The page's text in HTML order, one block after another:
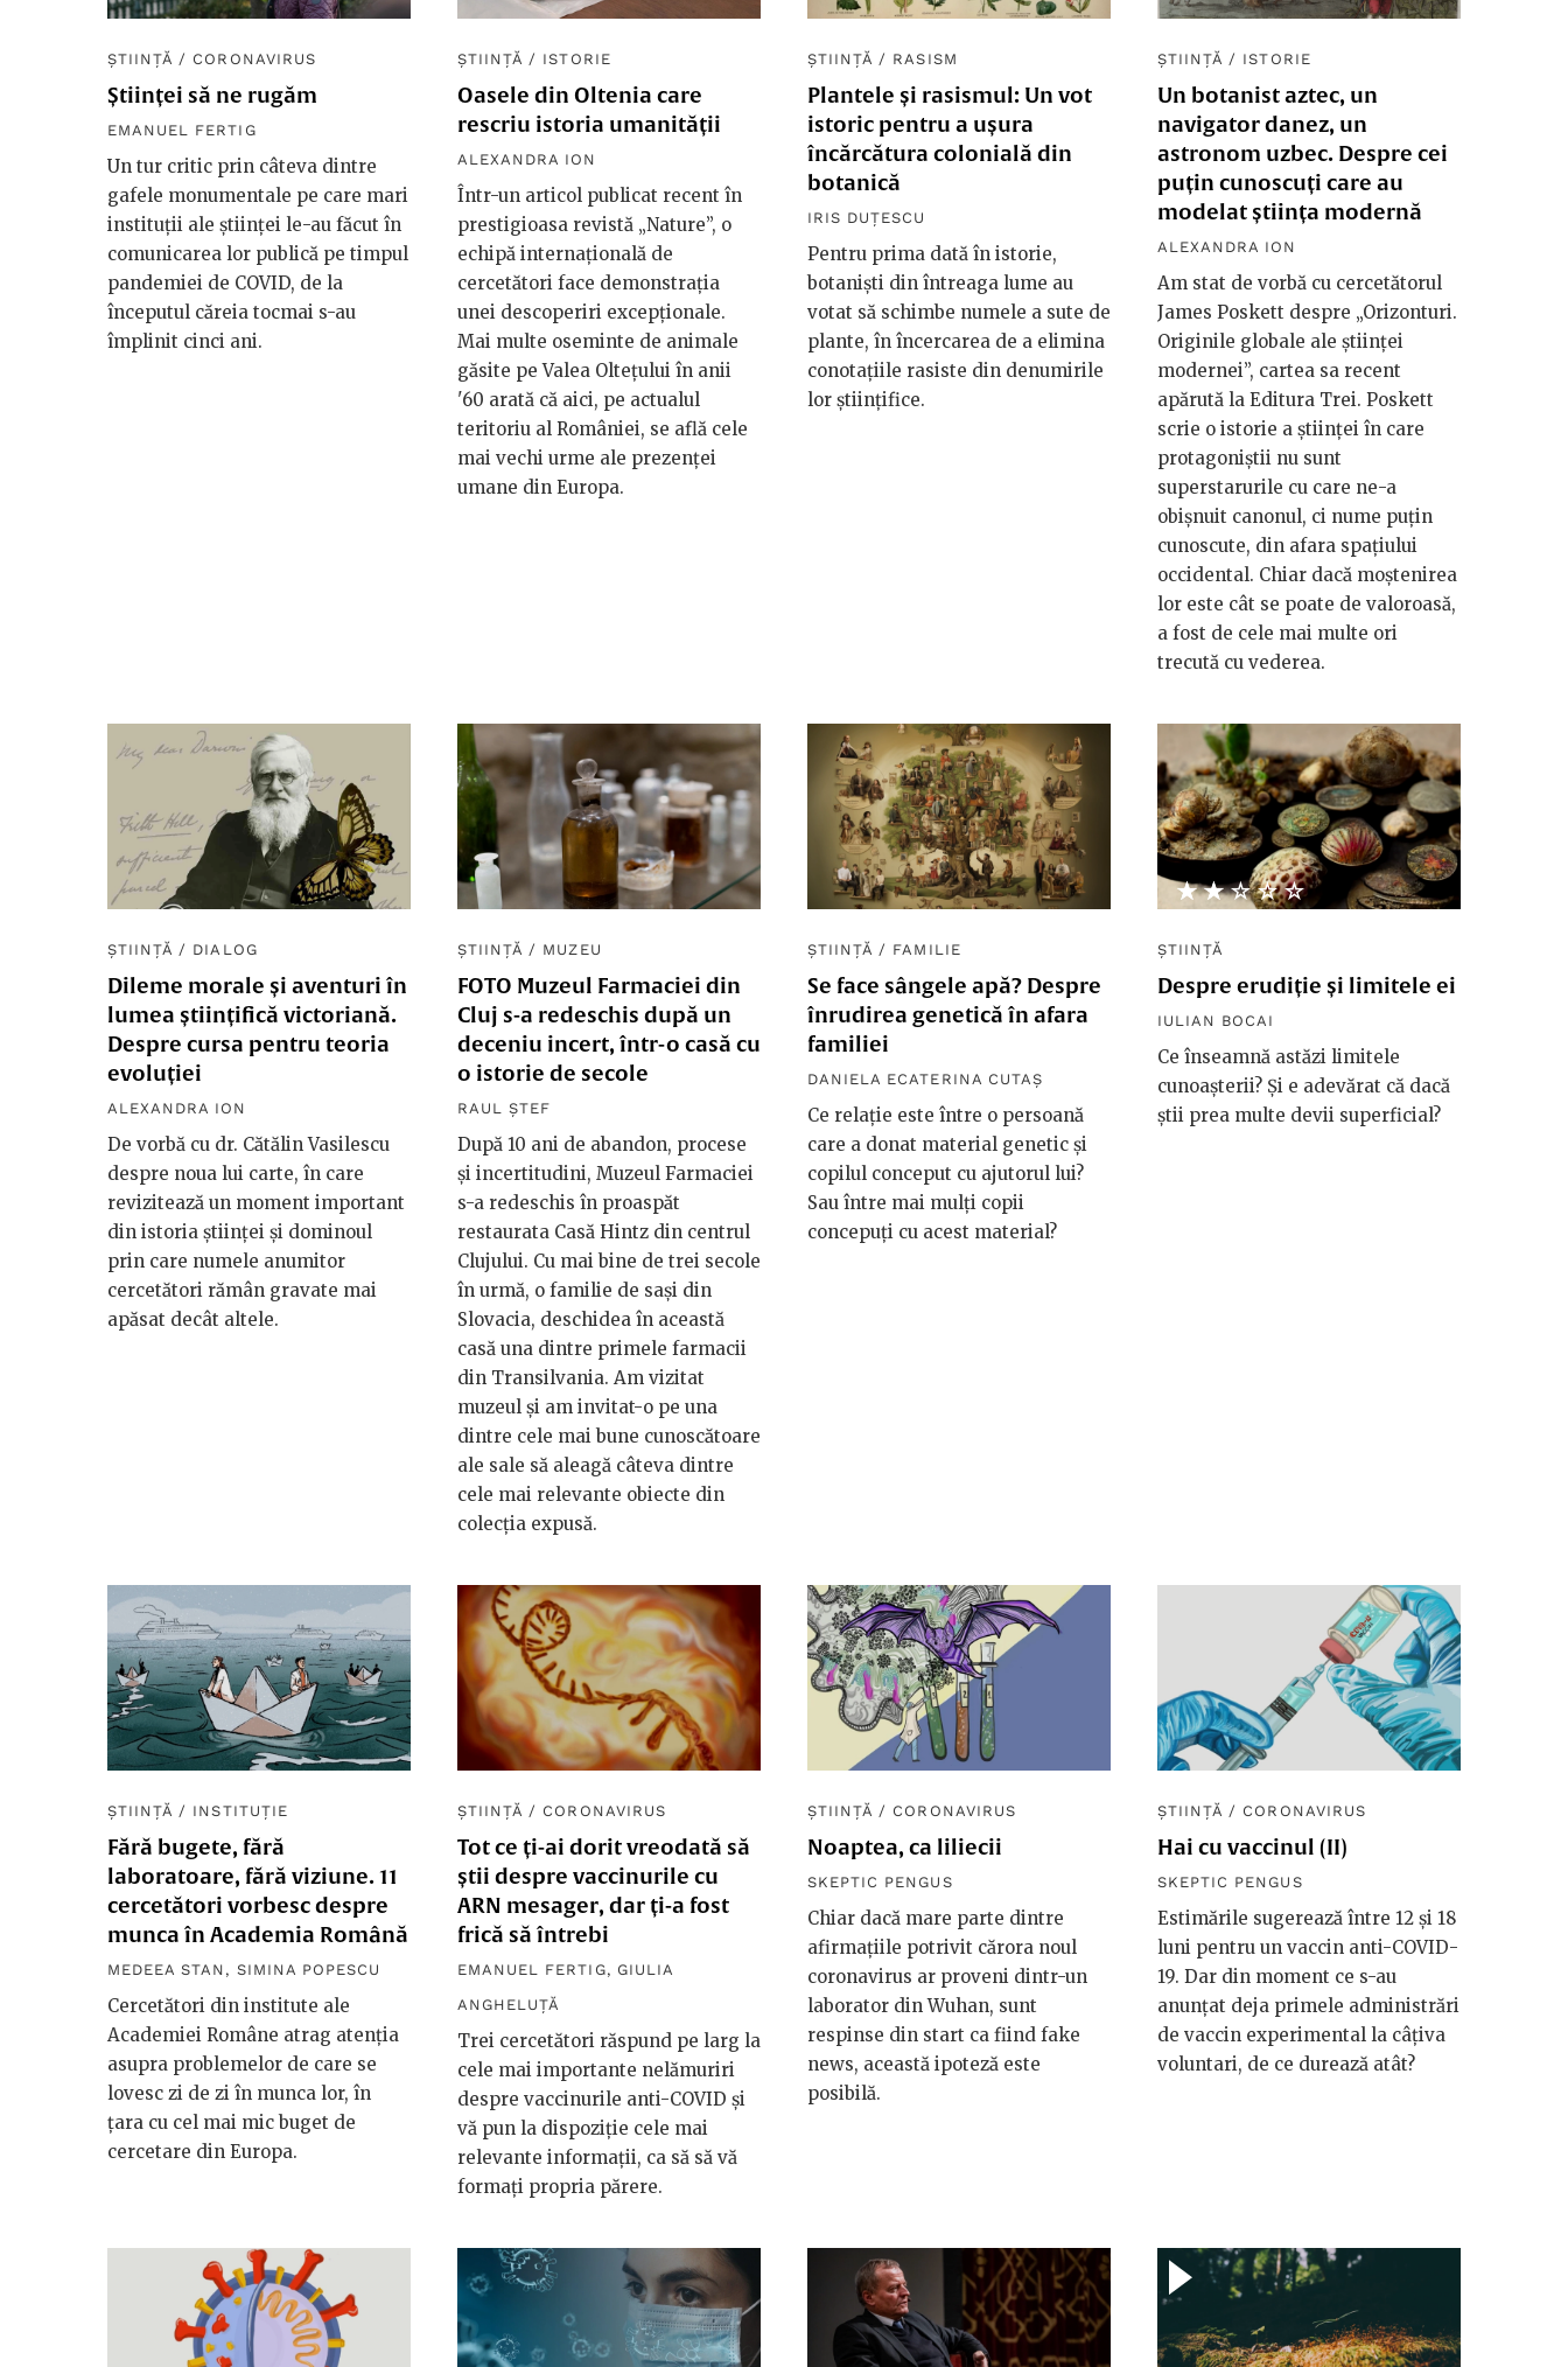
ȘTIINȚĂ / CORONAVIRUS
Științei să ne rugăm
EMANUEL FERTIG
Un tur critic prin câteva dintre
gafele monumentale pe care mari
instituții ale științei le-au făcut în
comunicarea lor publică pe timpul
pandemiei de COVID, de la
începutul căreia tocmai s-au
împlinit cinci ani.
ȘTIINȚĂ / ISTORIE
Oasele din Oltenia care
rescriu istoria umanității
ALEXANDRA ION
Într-un articol publicat recent în
prestigioasa revistă „Nature”, o
echipă internațională de
cercetători face demonstrația
unei descoperiri excepționale.
Mai multe oseminte de animale
găsite pe Valea Oltețului în anii
'60 arată că aici, pe actualul
teritoriu al României, se află cele
mai vechi urme ale prezenței
umane din Europa.
ȘTIINȚĂ / RASISM
Plantele și rasismul: Un vot
istoric pentru a ușura
încărcătura colonială din
botanică
IRIS DUȚESCU
Pentru prima dată în istorie,
botaniști din întreaga lume au
votat să schimbe numele a sute de
plante, în încercarea de a elimina
conotațiile rasiste din denumirile
lor științifice.
ȘTIINȚĂ / ISTORIE
Un botanist aztec, un
navigator danez, un
astronom uzbec. Despre cei
puțin cunoscuți care au
modelat știința modernă
ALEXANDRA ION
Am stat de vorbă cu cercetătorul
James Poskett despre „Orizonturi.
Originile globale ale științei
modernei”, cartea sa recent
apărută la Editura Trei. Poskett
scrie o istorie a științei în care
protagoniștii nu sunt
superstarurile cu care ne-a
obișnuit canonul, ci nume puțin
cunoscute, din afara spațiului
occidental. Chiar dacă moștenirea
lor este cât se poate de valoroasă,
a fost de cele mai multe ori
trecută cu vederea.
ȘTIINȚĂ / DIALOG
Dileme morale și aventuri în
lumea științifică victoriană.
Despre cursa pentru teoria
evoluției
ALEXANDRA ION
De vorbă cu dr. Cătălin Vasilescu
despre noua lui carte, în care
revizitează un moment important
din istoria științei și dominoul
prin care numele anumitor
cercetători rămân gravate mai
apăsat decât altele.
ȘTIINȚĂ / MUZEU
FOTO Muzeul Farmaciei din
Cluj s-a redeschis după un
deceniu incert, într-o casă cu
o istorie de secole
RAUL ȘTEF
După 10 ani de abandon, procese
și incertitudini, Muzeul Farmaciei
s-a redeschis în proaspăt
restaurata Casă Hintz din centrul
Clujului. Cu mai bine de trei secole
în urmă, o familie de sași din
Slovacia, deschidea în această
casă una dintre primele farmacii
din Transilvania. Am vizitat
muzeul și am invitat-o pe una
dintre cele mai bune cunoscătoare
ale sale să aleagă câteva dintre
cele mai relevante obiecte din
colecția expusă.
ȘTIINȚĂ / FAMILIE
Se face sângele apă? Despre
înrudirea genetică în afara
familiei
DANIELA ECATERINA CUTAȘ
Ce relație este între o persoană
care a donat material genetic și
copilul conceput cu ajutorul lui?
Sau între mai mulți copii
concepuți cu acest material?
★★★★★
☆☆☆☆☆
ȘTIINȚĂ
Despre erudiție și limitele ei
IULIAN BOCAI
Ce înseamnă astăzi limitele
cunoașterii? Și e adevărat că dacă
știi prea multe devii superficial?
ȘTIINȚĂ / INSTITUȚIE
Fără bugete, fără
laboratoare, fără viziune. 11
cercetători vorbesc despre
munca în Academia Română
MEDEEA STAN , SIMINA POPESCU
Cercetători din institute ale
Academiei Române atrag atenția
asupra problemelor de care se
lovesc zi de zi în munca lor, în
țara cu cel mai mic buget de
cercetare din Europa.
ȘTIINȚĂ / CORONAVIRUS
Tot ce ți-ai dorit vreodată să
știi despre vaccinurile cu
ARN mesager, dar ți-a fost
frică să întrebi
EMANUEL FERTIG, GIULIA
ANGHELUȚĂ
Trei cercetători răspund pe larg la
cele mai importante nelămuriri
despre vaccinurile anti-COVID și
vă pun la dispoziție cele mai
relevante informații, ca să să vă
formați propria părere.
ȘTIINȚĂ / CORONAVIRUS
Noaptea, ca liliecii
SKEPTIC PENGUS
Chiar dacă mare parte dintre
afirmațiile potrivit cărora noul
coronavirus ar proveni dintr-un
laborator din Wuhan, sunt
respinse din start ca fiind fake
news, această ipoteză este
posibilă.
ȘTIINȚĂ / CORONAVIRUS
Hai cu vaccinul (II)
SKEPTIC PENGUS
Estimările sugerează între 12 şi 18
luni pentru un vaccin anti-COVID-
19. Dar din moment ce s-au
anunţat deja primele administrări
de vaccin experimental la câțiva
voluntari, de ce durează atât?